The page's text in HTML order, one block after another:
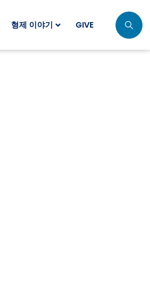
형제 이야기 GIVE